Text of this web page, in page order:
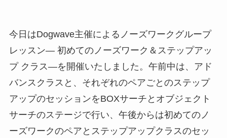
今日はDogwave主催によるノーズワークグループ
レッスン― 初めてのノーズワーク＆ステップアッ
プ クラス―を開催いたしました。午前中は、アド
バンスクラスと、それぞれのペアごとのステップ
アップのセッションをBOXサーチとオブジェクト
サーチのステージで行い、午後からは初めてのノ
ーズワークのペアとステップアップクラスのセッ